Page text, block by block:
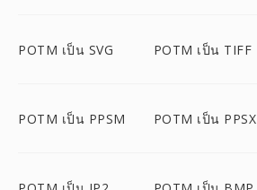
POTM เป็น SVG POTM เป็น TIFF
POTM เป็น PPSM POTM เป็น PPSX